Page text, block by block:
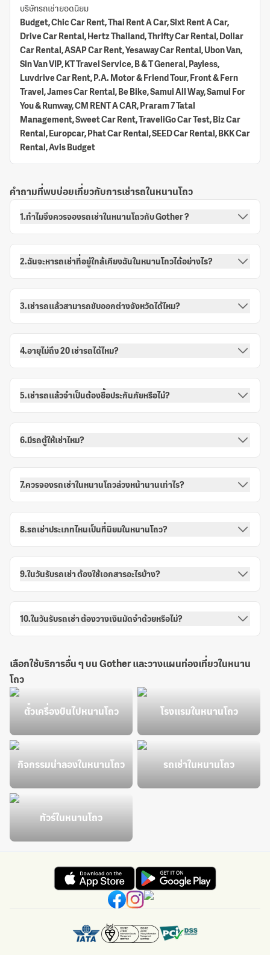
บริษัทรถเช่ายอดนิยม
Budget, Chic Car Rent, Thai Rent A Car, Sixt Rent A Car,
Drive Car Rental, Hertz Thailand, Thrifty Car Rental, Dollar
Car Rental, ASAP Car Rent, Yesaway Car Rental, Ubon Van,
Sin Van VIP, KT Travel Service, B & T General, Payless,
Luvdrive Car Rent, P.A. Motor & Friend Tour, Front & Fern
Travel, James Car Rental, Be Bike, Samui All Way, Samui For
You & Runway, CM RENT A CAR, Praram 7 Tatal
Management, Sweet Car Rent, TraveliGo Car Test, Biz Car
Rental, Europcar, Phat Car Rental, SEED Car Rental, BKK Car
Rental, Avis Budget
คำถามที่พบบ่อยเกี่ยวกับการเช่ารถในหนานโถว
1.ทำไมจึงควรจองรถเช่าในหนานโถวกับ Gother ?
2.ฉันจะหารถเช่าที่อยู่ใกล้เคียงฉันในหนานโถวได้อย่างไร?
3.เช่ารถแล้วสามารถขับออกต่างจังหวัดได้ไหม?
4.อายุไม่ถึง 20 เช่ารถได้ไหม?
5.เช่ารถแล้วจำเป็นต้องซื้อประกันภัยหรือไม่?
6.มีรถตู้ให้เช่าไหม?
7.ควรจองรถเช่าในหนานโถวล่วงหน้านานเท่าไร?
8.รถเช่าประเภทไหนเป็นที่นิยมในหนานโถว?
9.ในวันรับรถเช่า ต้องใช้เอกสารอะไรบ้าง?
10.ในวันรับรถเช่า ต้องวางเงินมัดจำด้วยหรือไม่?
เลือกใช้บริการอื่น ๆ บน Gother และวางแผนท่องเที่ยวในหนาน
โถว
ตั๋วเครื่องบินไปหนานโถว โรงแรมในหนานโถว
กิจกรรมน่าลองในหนานโถว รถเช่าในหนานโถว
ทัวร์ในหนานโถว